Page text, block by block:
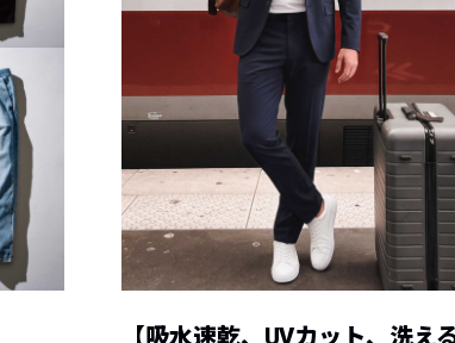
【吸水速乾、UVカット、洗え